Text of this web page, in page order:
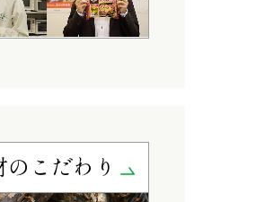
こだわり